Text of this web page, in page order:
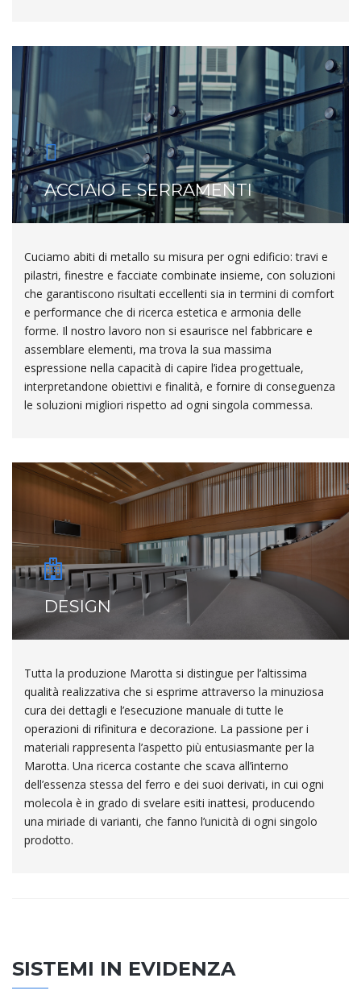
ACCIAIO E SERRAMENTI
Cuciamo abiti di metallo su misura per ogni edificio: travi e
pilastri, finestre e facciate combinate insieme, con soluzioni
che garantiscono risultati eccellenti sia in termini di comfort
e performance che di ricerca estetica e armonia delle
forme. Il nostro lavoro non si esaurisce nel fabbricare e
assemblare elementi, ma trova la sua massima
espressione nella capacità di capire l’idea progettuale,
interpretandone obiettivi e finalità, e fornire di conseguenza
le soluzioni migliori rispetto ad ogni singola commessa.
DESIGN
Tutta la produzione Marotta si distingue per l’altissima
qualità realizzativa che si esprime attraverso la minuziosa
cura dei dettagli e l’esecuzione manuale di tutte le
operazioni di rifinitura e decorazione. La passione per i
materiali rappresenta l’aspetto più entusiasmante per la
Marotta. Una ricerca costante che scava all’interno
dell’essenza stessa del ferro e dei suoi derivati, in cui ogni
molecola è in grado di svelare esiti inattesi, producendo
una miriade di varianti, che fanno l’unicità di ogni singolo
prodotto.
SISTEMI IN EVIDENZA